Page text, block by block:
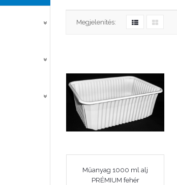
Megjelenítés:
Műanyag 1000 ml alj
PRÉMIUM fehér